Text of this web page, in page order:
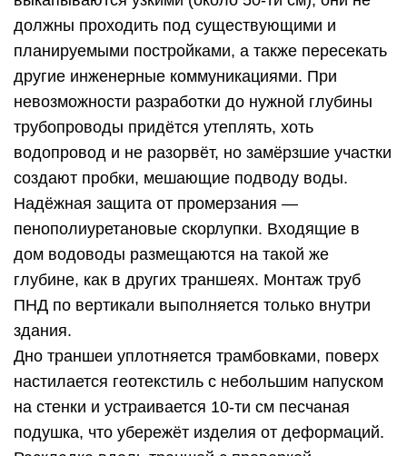
должны проходить под существующими и
планируемыми постройками, а также пересекать
другие инженерные коммуникациями. При
невозможности разработки до нужной глубины
трубопроводы придётся утеплять, хоть
водопровод и не разорвёт, но замёрзшие участки
создают пробки, мешающие подводу воды.
Надёжная защита от промерзания —
пенополиуретановые скорлупки. Входящие в
дом водоводы размещаются на такой же
глубине, как в других траншеях. Монтаж труб
ПНД по вертикали выполняется только внутри
здания.
Дно траншеи уплотняется трамбовками, поверх
настилается геотекстиль с небольшим напуском
на стенки и устраивается 10-ти см песчаная
подушка, что убережёт изделия от деформаций.